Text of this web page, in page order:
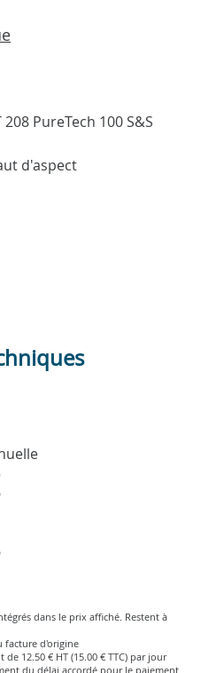
d'aspect
dans le prix affiché. Restent à
facture d'origine
12.50 € HT (15.00 € TTC) par jour
du délai accordé pour le paiement